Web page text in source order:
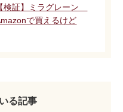
【検証】ミラグレーン
で買えるけど
る記事